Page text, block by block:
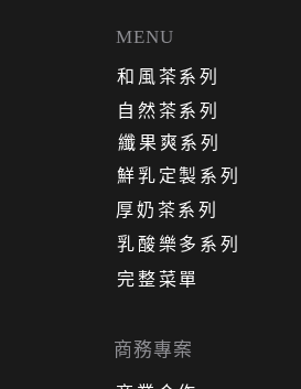
商務專案
乳酸樂多系列
厚奶茶系列
鮮乳定製系列
纖果爽系列
自然茶系列
和風茶系列
MENU
完整菜單